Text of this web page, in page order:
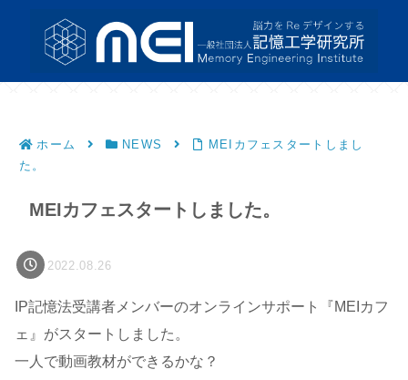
ホーム NEWS
MEIカフェスタートしまし
た。
MEIカフェスタートしました。
2022.08.26
IP記憶法受講者メンバーのオンラインサポート『MEIカフ
ェ』がスタートしました。
一人で動画教材ができるかな？